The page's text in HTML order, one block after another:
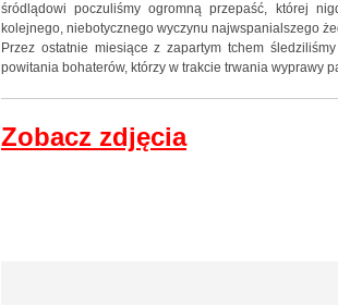
śródlądowi poczuliśmy ogromną przepaść, której
kolejnego, niebotycznego wyczynu najwspanialszego
Przez ostatnie miesiące z zapartym tchem
powitania bohaterów, którzy w trakcie trwania wyprawy
Zobacz zdjęcia